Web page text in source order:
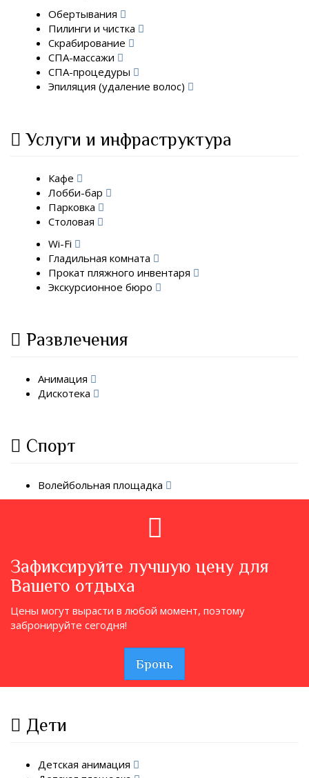
Обертывания
Пилинги и чистка
Скрабирование
СПА-массажи
СПА-процедуры
Эпиляция (удаление волос)
Услуги и инфраструктура
Кафе
Лобби-бар
Парковка
Столовая
Wi-Fi
Гладильная комната
Прокат пляжного инвентаря
Экскурсионное бюро
Развлечения
Анимация
Дискотека
Спорт
Волейбольная площадка
Зафиксируйте лучшую цену для
Вашего отдыха
Цены могут вырасти в любой момент, поэтому
забронируйте сегодня!
Бронь
Дети
Детская анимация